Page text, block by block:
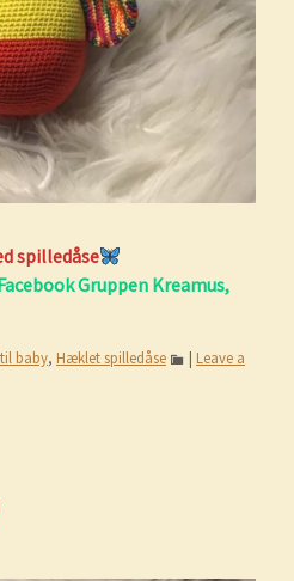
spilledåse
Gruppen Kreamus,
baby, Hæklet spilledåse | Leave a